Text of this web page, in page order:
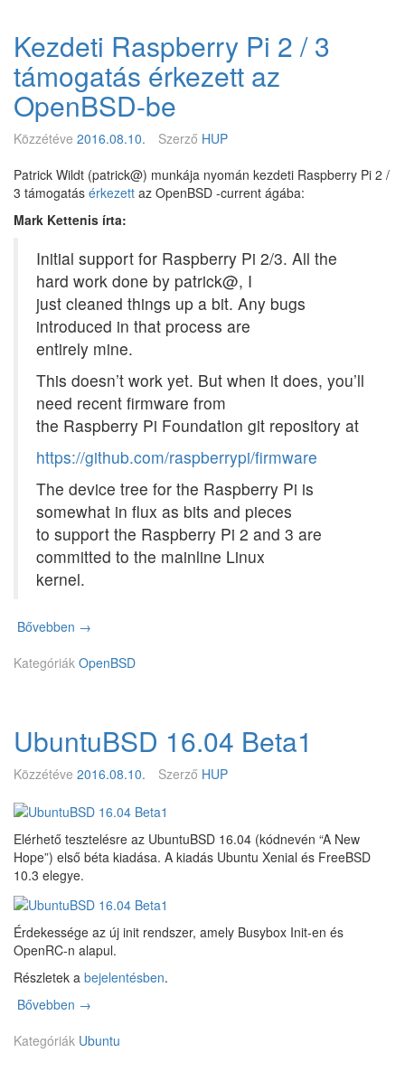
h
y
D
1
1
.
0
R
C
1
Kezdeti Raspberry Pi 2 / 3
támogatás érkezett az
OpenBSD-be
Közzétéve 2016.08.10. Szerző HUP
Patrick Wildt (patrick@) munkája nyomán kezdeti Raspberry Pi 2 /
3 támogatás érkezett az OpenBSD -current ágába:
Mark Kettenis írta:
Initial support for Raspberry Pi 2/3. All the
hard work done by patrick@, I
just cleaned things up a bit. Any bugs
introduced in that process are
entirely mine.
This doesn’t work yet. But when it does, you’ll
need recent firmware from
the Raspberry Pi Foundation git repository at
https://github.com/raspberrypi/firmware
The device tree for the Raspberry Pi is
somewhat in flux as bits and pieces
to support the Raspberry Pi 2 and 3 are
committed to the mainline Linux
kernel.
Bővebben K
z
i
R
a
p
e
r
r
y
P
i
2
3
t
m
→
Kategóriák OpenBSD
UbuntuBSD 16.04 Beta1
Közzétéve 2016.08.10. Szerző HUP
Elérhető tesztelésre az UbuntuBSD 16.04 (kódnevén “A New
Hope”) első béta kiadása. A kiadás Ubuntu Xenial és FreeBSD
10.3 elegye.
Érdekessége az új init rendszer, amely Busybox Init-en és
OpenRC-n alapul.
Részletek a bejelentésben.
Bővebben U
u
→
Kategóriák Ubuntu